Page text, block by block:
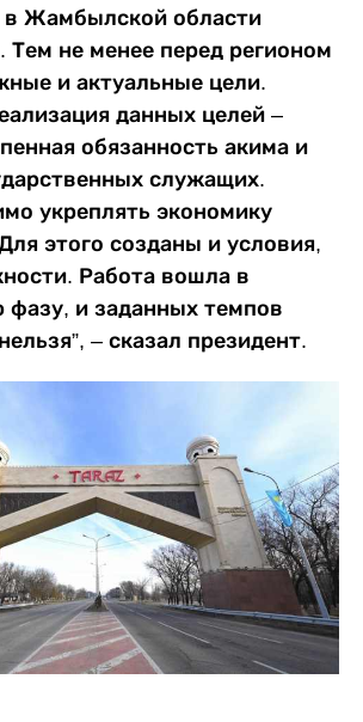
в Жамбылской области
Тем не менее перед регионом
и актуальные цели.
данных целей –
обязанность акима и
служащих.
укреплять экономику
этого созданы и условия,
Работа вошла в
фазу, и заданных темпов
– сказал президент.